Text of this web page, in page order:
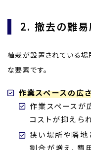
2. 撤去の難易
植栽が設置されている
な要素です。
作業スペースの広
作業スペースが
コストが抑えら
狭い場所や隣地
割合が増え、費